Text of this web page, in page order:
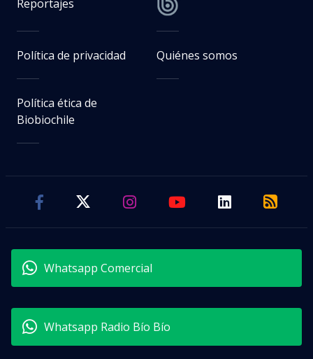
Reportajes
Política de privacidad Quiénes somos
Política ética de
Biobiochile
Whatsapp Comercial
Whatsapp Radio Bío Bío